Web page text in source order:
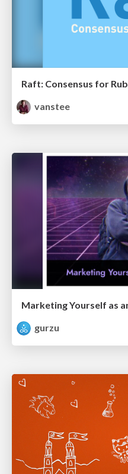
Raft: Consensus for
vanstee
Marketing Yourself as
gurzu